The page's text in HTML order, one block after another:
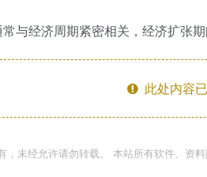
与经济周期紧密相关，经济扩张
此处内容
，未经允许请勿转载。 本站所有软件、资